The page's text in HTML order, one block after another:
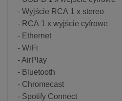
- Wyjście RCA 1 x stereo
- RCA 1 x wyjście cyfrowe
- Ethernet
- WiFi
- AirPlay
- Bluetooth
- Chromecast
- Spotify Connect